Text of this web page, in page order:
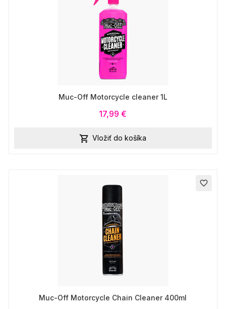
Muc-Off Motorcycle cleaner 1L
17,99 €
 Vložiť do košíka
favorite_border
Muc-Off Motorcycle Chain Cleaner 400ml